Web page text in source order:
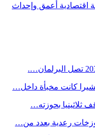
اقتصادية أعمق وإحداث
ثلاثينيا بحوزته…
وزخات رعدية بعدد من…